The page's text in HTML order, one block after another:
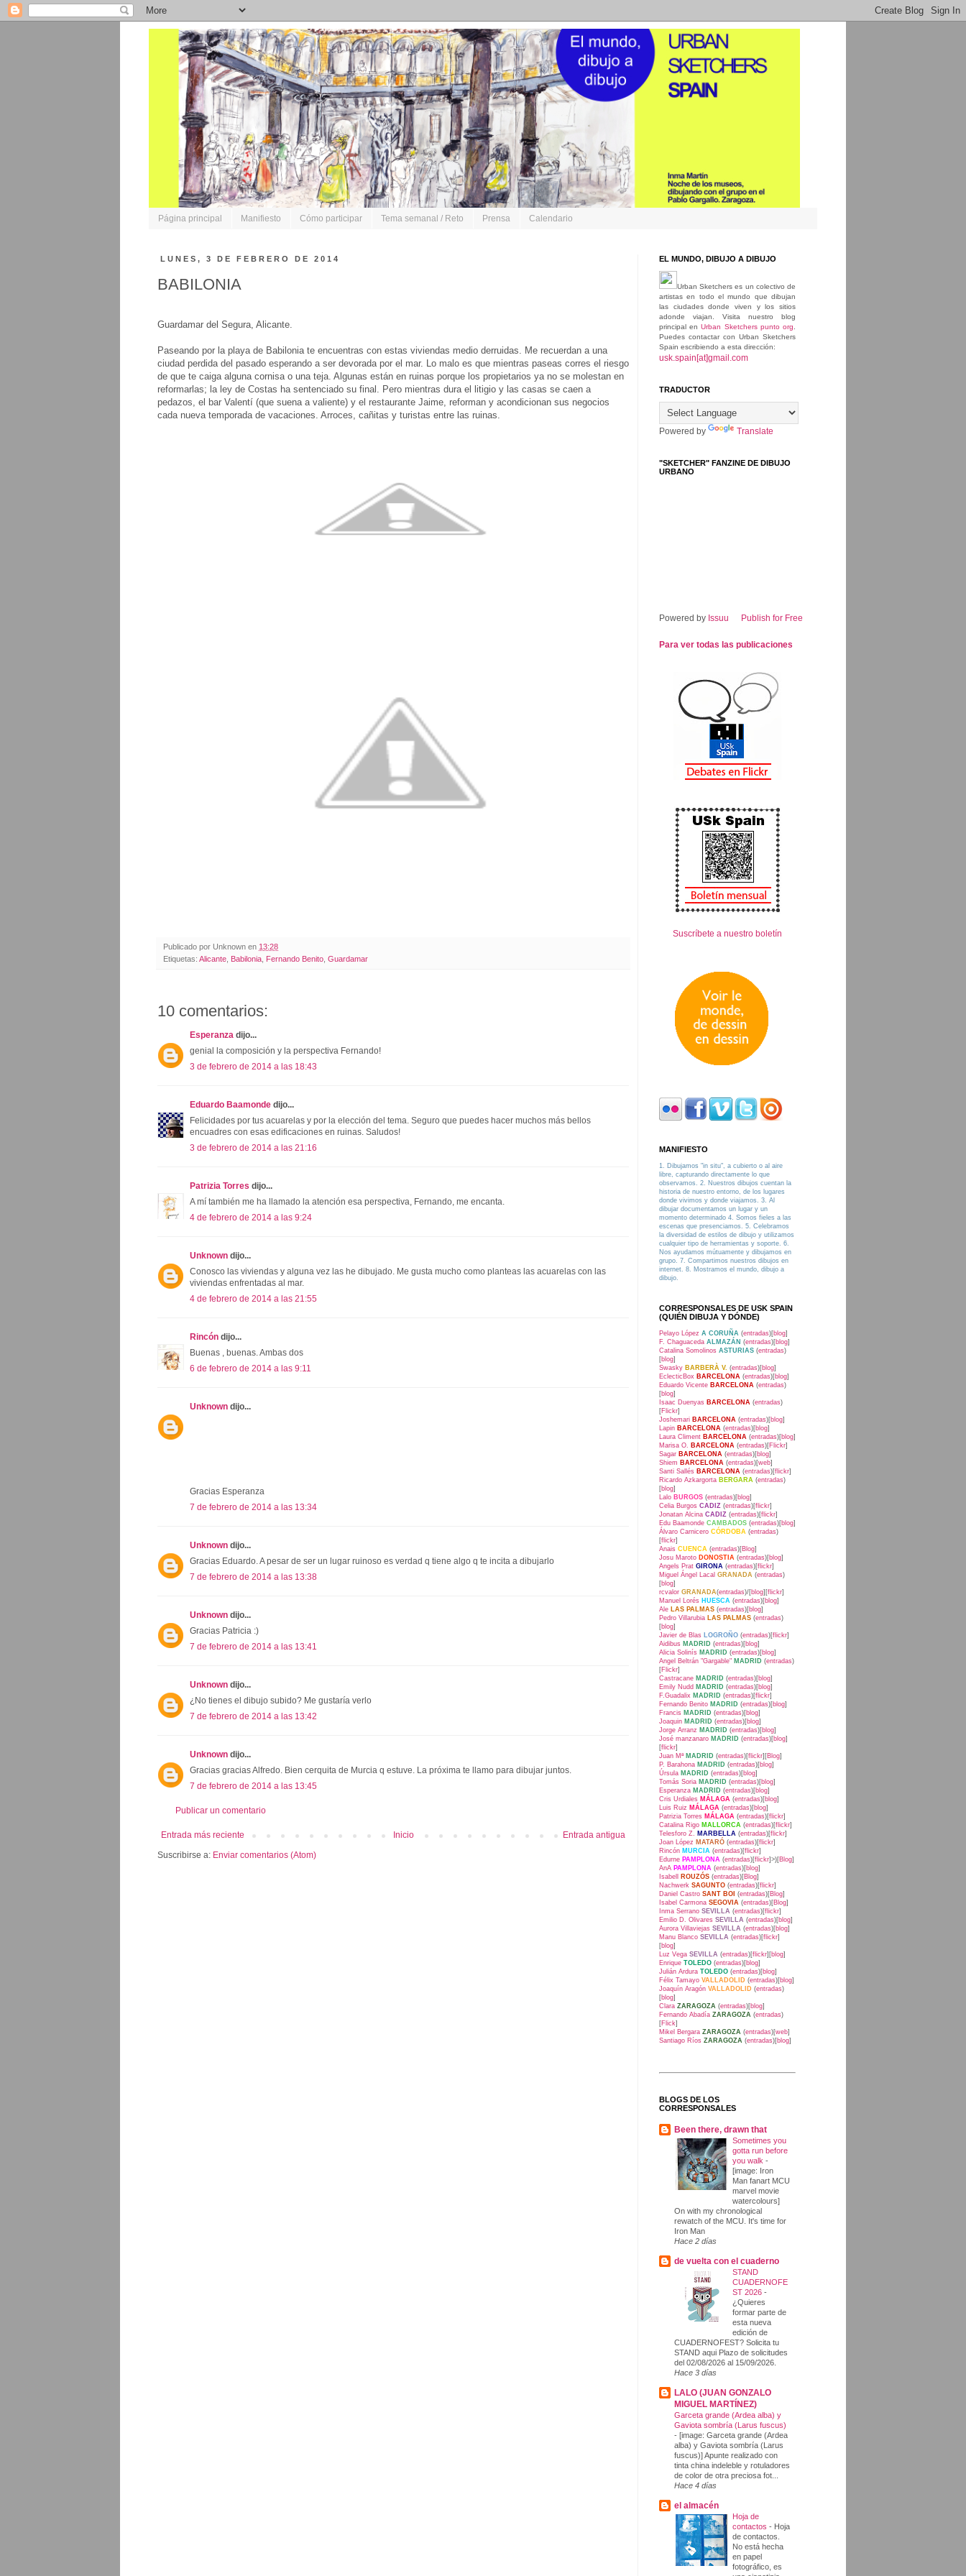
Página principal Manifiesto Cómo participar Tema semanal / Reto Prensa Calendario
LUNES, 3 DE FEBRERO DE 2014
BABILONIA
Guardamar del Segura, Alicante.
Paseando por la playa de Babilonia te encuentras con estas viviendas medio derruidas. Me recuerdan a una
ciudad perdida del pasado esperando a ser devorada por el mar. Lo malo es que mientras paseas corres el riesgo
de que te caiga alguna cornisa o una teja. Algunas están en ruinas porque los propietarios ya no se molestan en
reformarlas; la ley de Costas ha sentenciado su final. Pero mientras dura el litigio y las casas se caen a
pedazos, el bar Valentí (que suena a valiente) y el restaurante Jaime, reforman y acondicionan sus negocios
cada nueva temporada de vacaciones. Arroces, cañitas y turistas entre las ruinas.
Publicado por Unknown en 13:28
Etiquetas: Alicante Babilonia Fernando Benito Guardamar
10 comentarios:
Esperanza dijo...
genial la composición y la perspectiva Fernando!
3 de febrero de 2014 a las 18:43
Eduardo Baamonde dijo...
Felicidades por tus acuarelas y por la elección del tema. Seguro que puedes hacer muchos más bellos
encuadres con esas edificaciones en ruinas. Saludos!
3 de febrero de 2014 a las 21:16
Patrizia Torres dijo...
A mí también me ha llamado la atención esa perspectiva, Fernando, me encanta.
4 de febrero de 2014 a las 9:24
Unknown dijo...
Conosco las viviendas y alguna vez las he dibujado. Me gusta mucho como planteas las acuarelas con las
viviendas enfrentadas al mar.
4 de febrero de 2014 a las 21:55
Rincón dijo...
Buenas , buenas. Ambas dos
6 de febrero de 2014 a las 9:11
Unknown dijo...
Gracias Esperanza
7 de febrero de 2014 a las 13:34
Unknown dijo...
Gracias Eduardo. A pesar de ser un lugar ruinoso es verdad q tiene algo q te incita a dibujarlo
7 de febrero de 2014 a las 13:38
Unknown dijo...
Gracias Patricia :)
7 de febrero de 2014 a las 13:41
Unknown dijo...
¿No tienes el dibujo subido? Me gustaría verlo
7 de febrero de 2014 a las 13:42
Unknown dijo...
Gracias gracias Alfredo. Bien cerquita de Murcia q estuve. La próxima te llamo para dibujar juntos.
7 de febrero de 2014 a las 13:45
Publicar un comentario
Entrada más reciente Entrada antigua
Inicio
Suscribirse a: Enviar comentarios (Atom)
EL MUNDO, DIBUJO A DIBUJO
Urban Sketchers es un colectivo de
artistas en todo el mundo que dibujan
las ciudades donde viven y los sitios
adonde viajan. Visita nuestro blog
principal enUrban Sketchers punto org.
Puedes contactar con Urban Sketchers
Spain escribiendo a esta dirección:
usk.spain[at]gmail.com
TRADUCTOR
Powered by Translate
"SKETCHER" FANZINE DE DIBUJO
URBANO
Powered by Issuu Publish for Free
Para ver todas las publicaciones
Suscríbete a nuestro boletín
MANIFIESTO
1. Dibujamos "in situ", a cubierto o al aire
libre, capturando directamente lo que
observamos. 2. Nuestros dibujos cuentan la
historia de nuestro entorno, de los lugares
donde vivimos y donde viajamos. 3. Al
dibujar documentamos un lugar y un
momento determinado 4. Somos fieles a las
escenas que presenciamos. 5. Celebramos
la diversidad de estilos de dibujo y utilizamos
cualquier tipo de herramientas y soporte. 6.
Nos ayudamos mútuamente y dibujamos en
grupo. 7. Compartimos nuestros dibujos en
internet. 8. Mostramos el mundo, dibujo a
dibujo.
CORRESPONSALES DE USK SPAIN
(QUIÉN DIBUJA Y DÓNDE)
Pelayo López A CORUÑA (entradas)[blog]
F. Chaguaceda ALMAZÁN (entradas)[blog]
Catalina Somolinos ASTURIAS (entradas)
[blog]
Swasky BARBERÀ V. (entradas)[blog]
EclecticBox BARCELONA (entradas)[blog]
Eduardo Vicente BARCELONA (entradas)
[blog]
Isaac Duenyas BARCELONA (entradas)
[Flickr]
Joshemari BARCELONA (entradas)[blog]
Lapin BARCELONA (entradas)[blog]
Laura Climent BARCELONA (entradas)[blog]
Marisa O. BARCELONA (entradas)[Flickr]
Sagar BARCELONA (entradas)[blog]
Shiem BARCELONA (entradas)[web]
Santi Sallés BARCELONA (entradas)[flickr]
Ricardo Azkargorta BERGARA (entradas)
[blog]
Lalo BURGOS (entradas)[blog]
Celia Burgos CADIZ (entradas)[flickr]
Jonatan Alcina CADIZ (entradas)[flickr]
Edu Baamonde CAMBADOS (entradas)[blog]
Álvaro Carnicero CÓRDOBA (entradas)
[flickr]
Anais CUENCA (entradas)[Blog]
Josu Maroto DONOSTIA (entradas)[blog]
Angels Prat GIRONA (entradas)[flickr]
Miguel Ángel Lacal GRANADA (entradas)
[blog]
rcvalor GRANADA(entradas)/[blog][flickr]
Manuel Lorés HUESCA (entradas)[blog]
Ale LAS PALMAS (entradas)[blog]
Pedro Villarubia LAS PALMAS (entradas)
[blog]
Javier de Blas LOGROÑO (entradas)[flickr]
Aidibus MADRID (entradas)[blog]
Alicia Solinís MADRID (entradas)[blog]
Angel Beltrán "Gargable" MADRID (entradas)
[Flickr]
Castracane MADRID (entradas)[blog]
Emily Nudd MADRID (entradas)[blog]
F.Guadalix MADRID (entradas)[flickr]
Fernando Benito MADRID (entradas)[blog]
Francis MADRID (entradas)[blog]
Joaquin MADRID (entradas)[blog]
Jorge Arranz MADRID (entradas)[blog]
José manzanaro MADRID (entradas)[blog]
[flickr]
Juan Mª MADRID (entradas)[flickr][Blog]
P. Barahona MADRID (entradas)[blog]
Úrsula MADRID (entradas)[blog]
Tomás Soria MADRID (entradas)[blog]
Esperanza MADRID (entradas)[blog]
Cris Urdiales MÁLAGA (entradas)[blog]
Luis Ruiz MÁLAGA (entradas)[blog]
Patrizia Torres MÁLAGA (entradas)[flickr]
Catalina Rigo MALLORCA (entradas)[flickr]
Telesforo Z. MARBELLA (entradas)[flickr]
Joan López MATARÓ (entradas)[flickr]
Rincón MURCIA (entradas)[flickr]
Edurne PAMPLONA (entradas)[flickr]>)[Blog]
AnA PAMPLONA (entradas)[blog]
Isabell
ROUZÓS (entradas)[Blog]
Nachwerk SAGUNTO (entradas)[flickr]
Daniel Castro SANT BOI (entradas)[Blog]
Isabel Carmona SEGOVIA (entradas)[Blog]
Inma Serrano SEVILLA (entradas)[flickr]
Emilio D. Olivares SEVILLA (entradas)[blog]
Aurora Villaviejas SEVILLA (entradas)[blog]
Manu Blanco SEVILLA (entradas)[flickr]
[blog]
Luz Vega SEVILLA (entradas)[flickr][blog]
Enrique TOLEDO (entradas)[blog]
Julián Ardura TOLEDO (entradas)[blog]
Félix Tamayo VALLADOLID (entradas)[blog]
Joaquín Aragón VALLADOLID (entradas)
[blog]
Clara ZARAGOZA (entradas)[blog]
Fernando Abadía ZARAGOZA (entradas)
[Flick]
Mikel Bergara ZARAGOZA (entradas)[web]
Santiago Ríos ZARAGOZA (entradas)[blog]
BLOGS DE LOS
CORRESPONSALES
Been there, drawn that
Sometimes you
gotta run before
you walk -
[image: Iron
Man fanart MCU
marvel movie
watercolours]
On with my chronological
rewatch of the MCU. It's time for
Iron Man
Hace 2 días
de vuelta con el cuaderno
STAND
CUADERNOFE
ST 2026 -
¿Quieres
formar parte de
esta nueva
edición de
CUADERNOFEST? Solicita tu
STAND aqui Plazo de solicitudes
del 02/08/2026 al 15/09/2026.
Hace 3 días
LALO (JUAN GONZALO
MIGUEL MARTÍNEZ)
Garceta grande (Ardea alba) y
Gaviota sombría (Larus fuscus)
- [image: Garceta grande (Ardea
alba) y Gaviota sombría (Larus
fuscus)] Apunte realizado con
tinta china indeleble y rotuladores
de color de otra preciosa fot...
Hace 4 días
el almacén
Hoja de
contactos - Hoja
de contactos.
No está hecha
en papel
fotográfico, es